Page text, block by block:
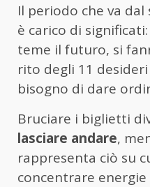
Il periodo che va
è carico di
teme il futuro, si
rito degli 11
bisogno di dare
Bruciare i biglietti
lasciare andare,
rappresenta ciò su
concentrare